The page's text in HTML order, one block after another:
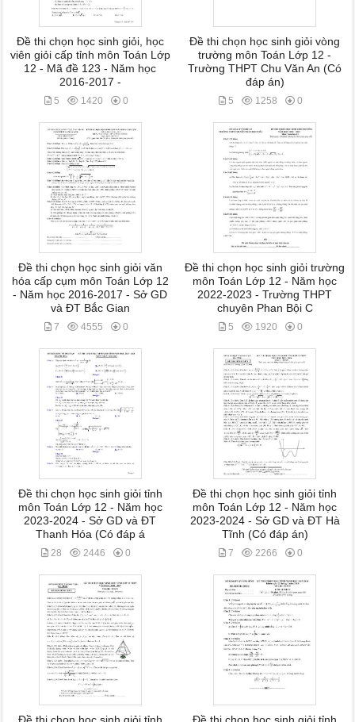
Đề thi chọn học sinh giỏi, học
viên giỏi cấp tỉnh môn Toán Lớp
12 - Mã đề 123 - Năm học
2016-2017 -
5 1420 0
Đề thi chọn học sinh giỏi vòng
trường môn Toán Lớp 12 -
Trường THPT Chu Văn An (Có
đáp án)
5 1258 0
Đề thi chọn học sinh giỏi văn
hóa cấp cụm môn Toán Lớp 12
- Năm học 2016-2017 - Sở GD
và ĐT Bắc Gian
7 4555 0
Đề thi chọn học sinh giỏi trường
môn Toán Lớp 12 - Năm học
2022-2023 - Trường THPT
chuyên Phan Bội C
5 1920 0
Đề thi chọn học sinh giỏi tỉnh
môn Toán Lớp 12 - Năm học
2023-2024 - Sở GD và ĐT
Thanh Hóa (Có đáp á
28 2446 0
Đề thi chọn học sinh giỏi tỉnh
môn Toán Lớp 12 - Năm học
2023-2024 - Sở GD và ĐT Hà
Tĩnh (Có đáp án)
7 2266 0